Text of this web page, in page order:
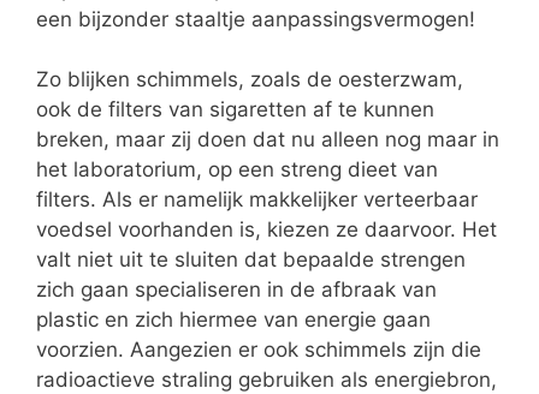
een bijzonder staaltje aanpassingsvermogen!
Zo blijken schimmels, zoals de oesterzwam,
ook de filters van sigaretten af te kunnen
breken, maar zij doen dat nu alleen nog maar in
het laboratorium, op een streng dieet van
filters. Als er namelijk makkelijker verteerbaar
voedsel voorhanden is, kiezen ze daarvoor. Het
valt niet uit te sluiten dat bepaalde strengen
zich gaan specialiseren in de afbraak van
plastic en zich hiermee van energie gaan
voorzien. Aangezien er ook schimmels zijn die
radioactieve straling gebruiken als energiebron,